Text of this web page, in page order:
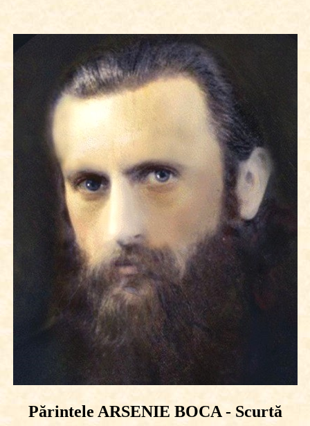
Părintele ARSENIE BOCA - Scurtă